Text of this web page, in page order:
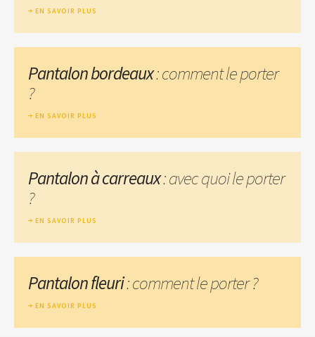
EN SAVOIR PLUS
Pantalon bordeaux: comment le porter
?
EN SAVOIR PLUS
Pantalon à carreaux: avec quoi le porter
?
EN SAVOIR PLUS
Pantalon fleuri: comment le porter ?
EN SAVOIR PLUS